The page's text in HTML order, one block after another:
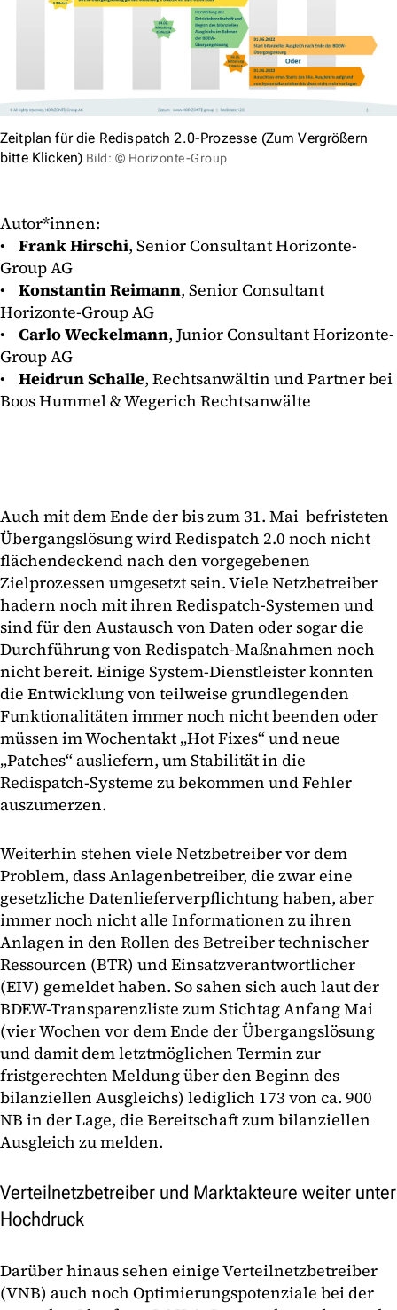
Zeitplan für die Redispatch 2.0-Prozesse (Zum Vergrößern
bitte Klicken) Bild: © Horizonte-Group
Autor*innen:
• Frank Hirschi, Senior Consultant Horizonte-
Group AG
• Konstantin Reimann, Senior Consultant
Horizonte-Group AG
• Carlo Weckelmann, Junior Consultant Horizonte-
Group AG
• Heidrun Schalle, Rechtsanwältin und Partner bei
Boos Hummel & Wegerich Rechtsanwälte
Auch mit dem Ende der bis zum 31. Mai befristeten
Übergangslösung wird Redispatch 2.0 noch nicht
flächendeckend nach den vorgegebenen
Zielprozessen umgesetzt sein. Viele Netzbetreiber
hadern noch mit ihren Redispatch-Systemen und
sind für den Austausch von Daten oder sogar die
Durchführung von Redispatch-Maßnahmen noch
nicht bereit. Einige System-Dienstleister konnten
die Entwicklung von teilweise grundlegenden
Funktionalitäten immer noch nicht beenden oder
müssen im Wochentakt „Hot Fixes“ und neue
„Patches“ ausliefern, um Stabilität in die
Redispatch-Systeme zu bekommen und Fehler
auszumerzen.
Weiterhin stehen viele Netzbetreiber vor dem
Problem, dass Anlagenbetreiber, die zwar eine
gesetzliche Datenlieferverpflichtung haben, aber
immer noch nicht alle Informationen zu ihren
Anlagen in den Rollen des Betreiber technischer
Ressourcen (BTR) und Einsatzverantwortlicher
(EIV) gemeldet haben. So sahen sich auch laut der
BDEW-Transparenzliste zum Stichtag Anfang Mai
(vier Wochen vor dem Ende der Übergangslösung
und damit dem letztmöglichen Termin zur
fristgerechten Meldung über den Beginn des
bilanziellen Ausgleichs) lediglich 173 von ca. 900
NB in der Lage, die Bereitschaft zum bilanziellen
Ausgleich zu melden.
Verteilnetzbetreiber und Marktakteure weiter unter
Hochdruck
Darüber hinaus sehen einige Verteilnetzbetreiber
(VNB) auch noch Optimierungspotenziale bei der